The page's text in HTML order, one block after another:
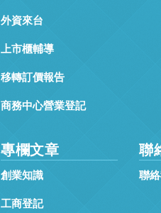
外資來台
上市櫃輔導
移轉訂價報告
商務中心營業登記
專欄文章
創業知識
工商登記
聯
聯